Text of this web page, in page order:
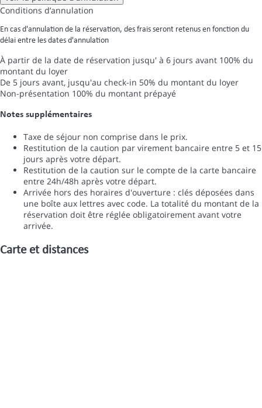
Conditions d’annulation
En cas d'annulation de la réservation, des frais seront retenus en fonction du
délai entre les dates d'annulation
À partir de la date de réservation jusqu' à 6 jours avant 100% du
montant du loyer
De 5 jours avant, jusqu'au check-in 50% du montant du loyer
Non-présentation 100% du montant prépayé
Notes supplémentaires
Taxe de séjour non comprise dans le prix.
Restitution de la caution par virement bancaire entre 5 et 15
jours après votre départ.
Restitution de la caution sur le compte de la carte bancaire
entre 24h/48h après votre départ.
Arrivée hors des horaires d'ouverture : clés déposées dans
une boîte aux lettres avec code. La totalité du montant de la
réservation doit être réglée obligatoirement avant votre
arrivée.
Carte et distances